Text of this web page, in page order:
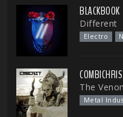
BLACKBOOK
Different
Electro
The
Metal